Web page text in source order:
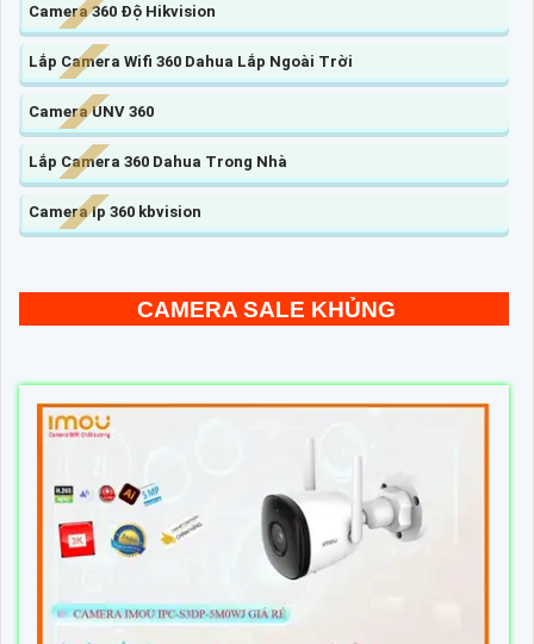
Camera 360 Độ Hikvision
Lắp Camera Wifi 360 Dahua Lắp Ngoài Trời
Camera UNV 360
Lắp Camera 360 Dahua Trong Nhà
Camera Ip 360 kbvision
CAMERA SALE KHỦNG